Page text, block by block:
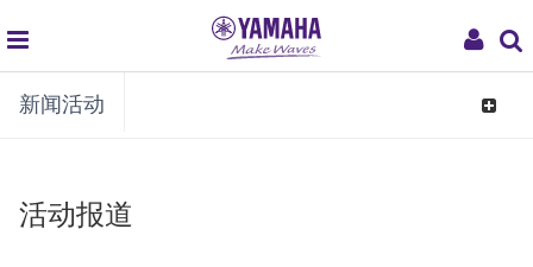
My
global
navigation
新闻活动
Toggle
活动报道